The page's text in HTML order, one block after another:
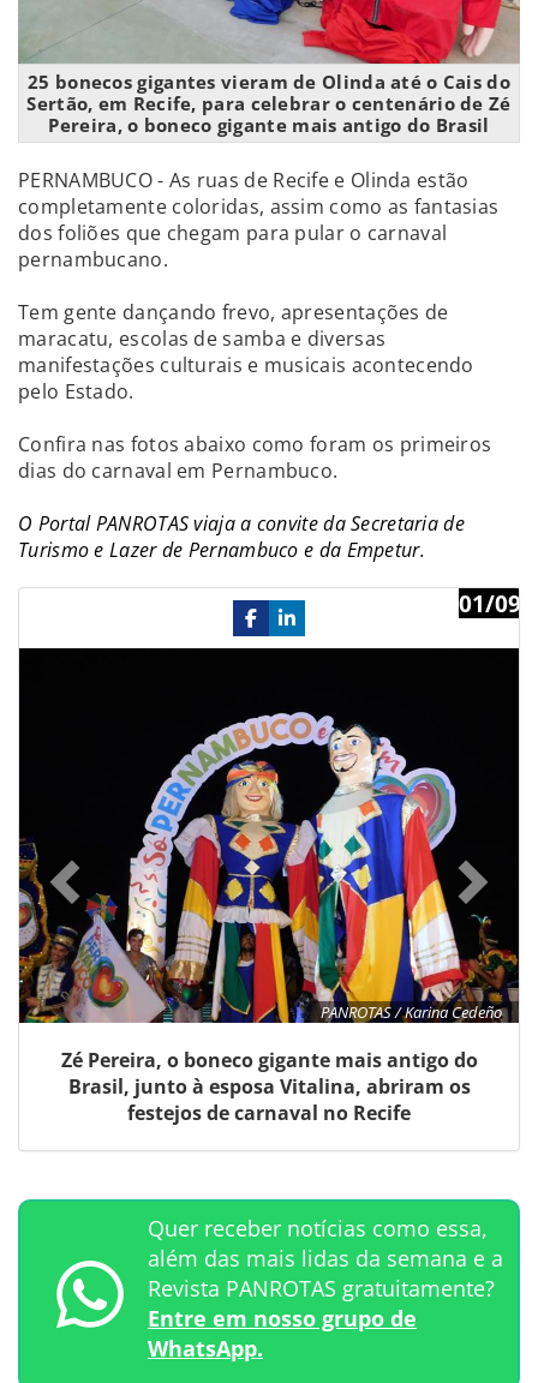
25 bonecos gigantes vieram de Olinda até o Cais do
Sertão, em Recife, para celebrar o centenário de Zé
Pereira, o boneco gigante mais antigo do Brasil
PERNAMBUCO - As ruas de Recife e Olinda estão
completamente coloridas, assim como as fantasias
dos foliões que chegam para pular o carnaval
pernambucano.
Tem gente dançando frevo, apresentações de
maracatu, escolas de samba e diversas
manifestações culturais e musicais acontecendo
pelo Estado.
Confira nas fotos abaixo como foram os primeiros
dias do carnaval em Pernambuco.
O Portal PANROTAS viaja a convite da Secretaria de
Turismo e Lazer de Pernambuco e da Empetur.
PANROTAS / Karina Cedeño
01/09
Zé Pereira, o boneco gigante mais antigo do
Brasil, junto à esposa Vitalina, abriram os
festejos de carnaval no Recife
Previous
Quer receber notícias como essa,
além das mais lidas da semana e a
Revista PANROTAS gratuitamente?
Entre em nosso grupo de
WhatsApp.